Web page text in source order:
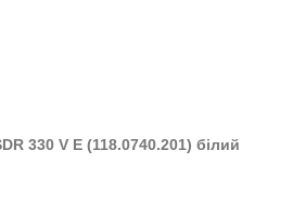
330 V E (118.0740.201) білий